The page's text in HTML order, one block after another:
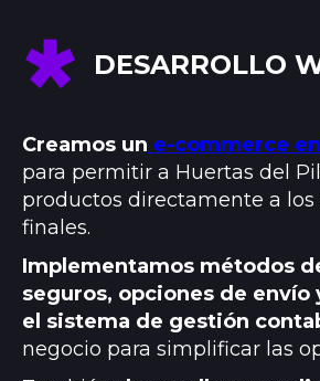
DESARROLLO
Creamos un e-commerce
para permitir a Huertas del
productos directamente a
finales.
Implementamos métodos
seguros, opciones de envío
el sistema de gestión
negocio para simplificar las